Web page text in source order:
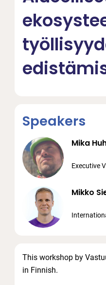
This workshop by
in Finnish.
Speakers
Mika
Executive
Mikko